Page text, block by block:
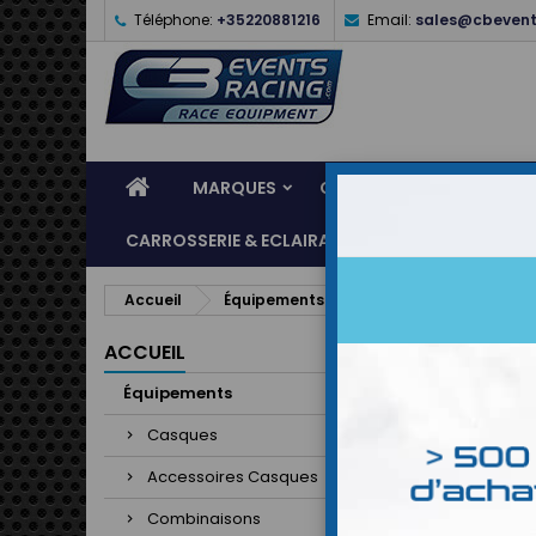
Téléphone: +35220881216 Email:
MARQUES CASQUES
CARROSSERIE & ECLAIRAGE
Accueil Équipements
ACCUEIL
Équipements
Casques
Accessoires Casques
Combinaisons